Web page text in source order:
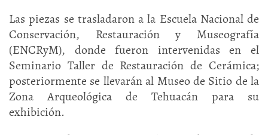
Las piezas se trasladaron a la Escuela Nacional de
Conservación, Restauración y Museografía
(ENCRyM), donde fueron intervenidas en el
Seminario Taller de Restauración de Cerámica;
posteriormente se llevarán al Museo de Sitio de la
Zona Arqueológica de Tehuacán para su
exhibición.